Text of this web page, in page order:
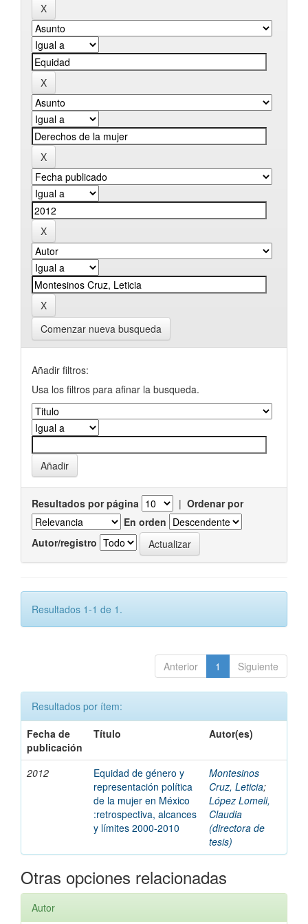
Comenzar nueva busqueda
Añadir filtros:
Usa los filtros para afinar la busqueda.
Resultados por página | Ordenar por
En orden
Autor/registro
Resultados 1-1 de 1.
Anterior 1 Siguiente
Resultados por ítem:
Fecha de
publicación
Título Autor(es)
2012
Equidad de género y
representación política
de la mujer en México
:retrospectiva, alcances
y límites 2000-2010
Montesinos
Cruz, Leticia;
López Lomeli,
Claudia
(directora de
tesis)
Otras opciones relacionadas
Autor